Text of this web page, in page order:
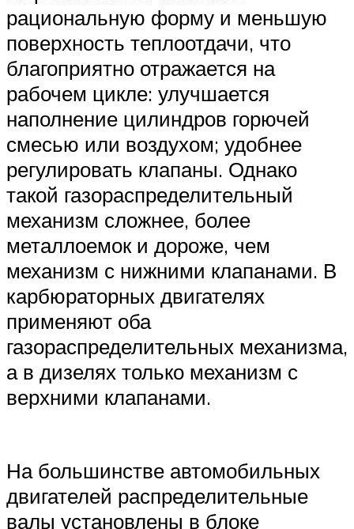
рациональную форму и меньшую
поверхность теплоотдачи, что
благоприятно отражается на
рабочем цикле: улучшается
наполнение цилиндров горючей
смесью или воздухом; удобнее
регулировать клапаны. Однако
такой газораспределительный
механизм сложнее, более
металлоемок и дороже, чем
механизм с нижними клапанами. В
карбюраторных двигателях
применяют оба
газораспределительных механизма,
а в дизелях только механизм с
верхними клапанами.
На большинстве автомобильных
двигателей распределительные
валы установлены в блоке